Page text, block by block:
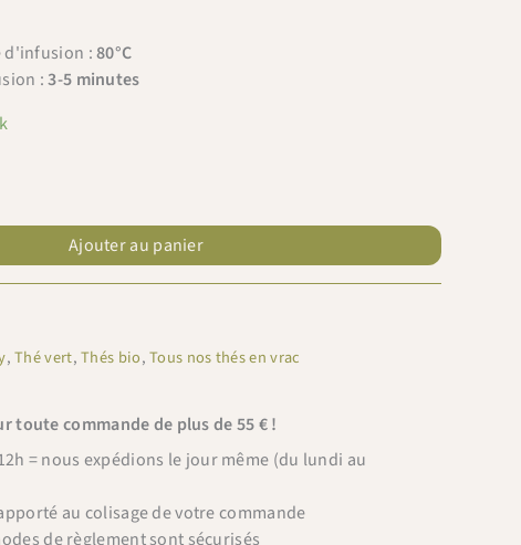
d'infusion :80°C
:3-5 minutes
Ajouter au panier
,Thé vert,Thés bio,Tous nos thés en vrac
toute commande de plus de 55 € !
= nous expédions le jour même (du lundi au
au colisage de votre commande
de règlement sont sécurisés